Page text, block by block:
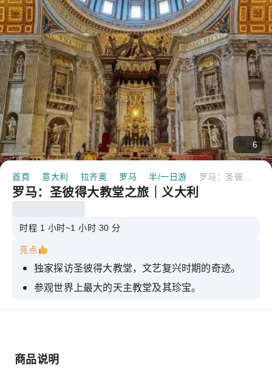
6
首頁 意大利 拉齐奥 罗马 半/一日游
罗马：圣彼得大教堂之旅｜义大利
时程 1 小时~1 小时 30 分
亮点
独家探访圣彼得大教堂，文艺复兴时期的奇迹。
参观世界上最大的天主教堂及其珍宝。
欣赏大穹顶内部令人惊叹的马赛克镶嵌画。
商品说明